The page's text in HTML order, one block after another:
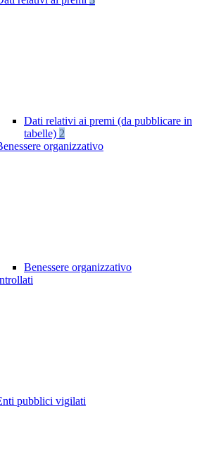
Dati relativi ai premi (da pubblicare in
tabelle) 2
organizzativo
Benessere organizzativo
pubblici vigilati